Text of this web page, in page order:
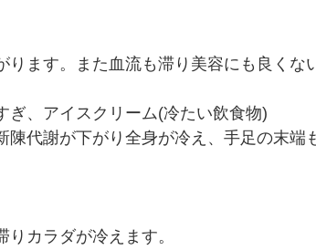
痔（じ） 膝痛 扁桃腺炎
ます。また血流も滞り美容にも良くな
ぎ、アイスクリーム(冷たい飲食物)
代謝が下がり全身が冷え、手足の末端
カラダが冷えます。